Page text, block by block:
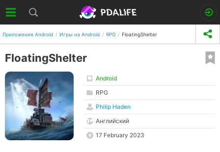
Приложения Android Игры на Android RPG FloatingShelter
FloatingShelter
Android
RPG
Philip Haden
Английский
17 February 2023